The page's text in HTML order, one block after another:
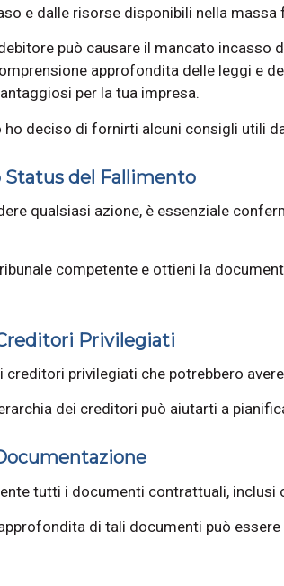
e dalle risorse disponibili nella massa
può causare il mancato incasso
approfondita delle leggi e
per la tua impresa.
ho deciso di fornirti alcuni consigli utili
Status del Fallimento
qualsiasi azione, è essenziale
competente e ottieni la
Privilegiati
creditori privilegiati che potrebbero
dei creditori può aiutarti a
tutti i documenti contrattuali, inclusi
di tali documenti può